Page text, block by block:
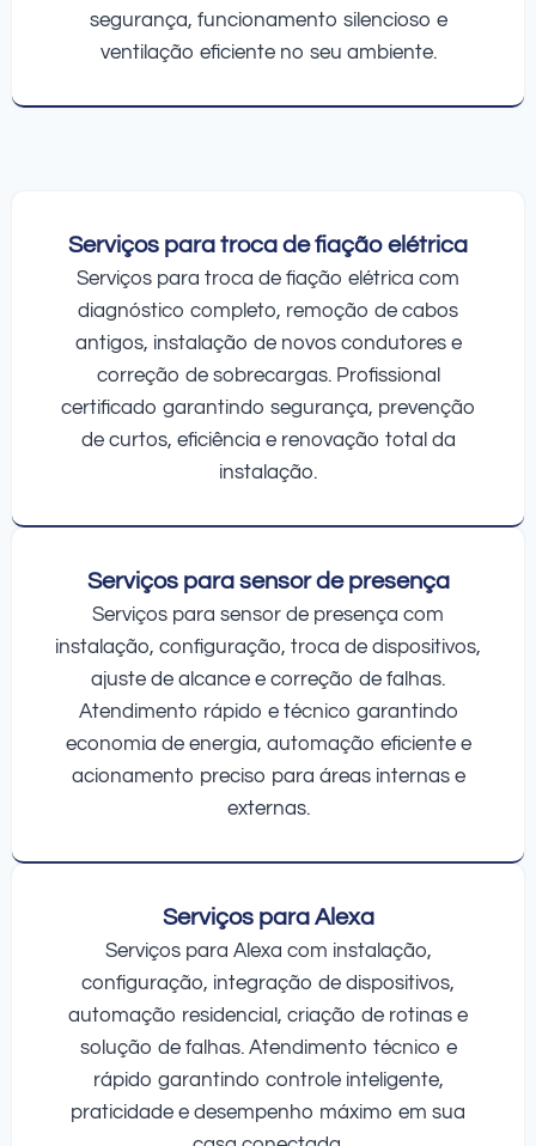
segurança, funcionamento silencioso e
ventilação eficiente no seu ambiente.
Serviços para troca de fiação elétrica
Serviços para troca de fiação elétrica com
diagnóstico completo, remoção de cabos
antigos, instalação de novos condutores e
correção de sobrecargas. Profissional
certificado garantindo segurança, prevenção
de curtos, eficiência e renovação total da
instalação.
Serviços para sensor de presença
Serviços para sensor de presença com
instalação, configuração, troca de dispositivos,
ajuste de alcance e correção de falhas.
Atendimento rápido e técnico garantindo
economia de energia, automação eficiente e
acionamento preciso para áreas internas e
externas.
Serviços para Alexa
Serviços para Alexa com instalação,
configuração, integração de dispositivos,
automação residencial, criação de rotinas e
solução de falhas. Atendimento técnico e
rápido garantindo controle inteligente,
praticidade e desempenho máximo em sua